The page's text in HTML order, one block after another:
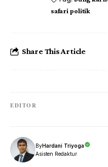
safari politik
Share This Article
EDITOR
ByHardani Triyoga
Asisten Redaktur